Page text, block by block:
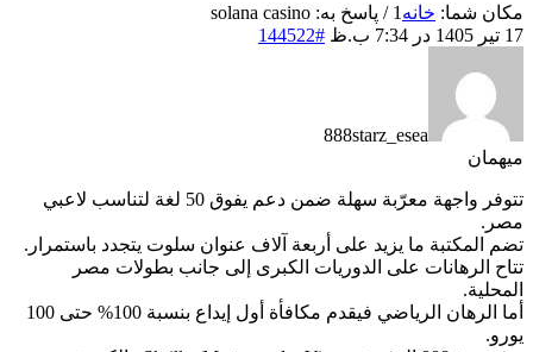
مکان شما: خانه 1
/ پاسخ به: solana casino
17 تیر 1405 در 7:34 ب.ظ
#144522
888starz_esea
میهمان
تتوفر واجهة معرّبة سهلة ضمن دعم يفوق 50 لغة لتناسب لاعبي
مصر.
تضم المكتبة ما يزيد على أربعة آلاف عنوان سلوت يتجدد باستمرار.
تتاح الرهانات على الدوريات الكبرى إلى جانب بطولات مصر
المحلية.
أما الرهان الرياضي فيقدم مكافأة أول إيداع بنسبة 100% حتى 100
يورو.